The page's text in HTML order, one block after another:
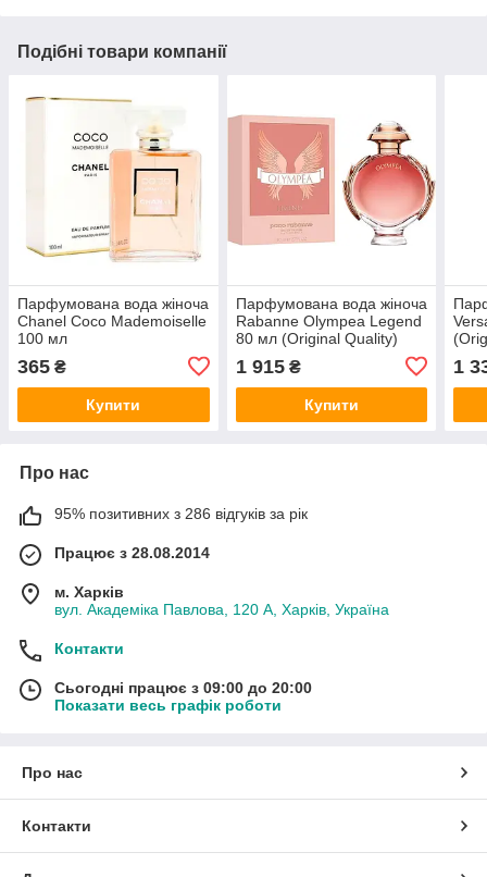
Подібні товари компанії
Парфумована вода жіноча
Chanel Coco Mademoiselle
100 мл
365 ₴
Купити
Парфумована вода жіноча
Rabanne Olympea Legend
80 мл (Original Quality)
1 915₴
Купити
1
Про нас
95% позитивних з 286 відгуків за рік
Працює з 28.08.2014
м. Харків
вул. Академіка Павлова, 120 А, Харків, Україна
Контакти
Сьогодні працює з 09:00 до 20:00
Показати весь графік роботи
Про нас
Контакти